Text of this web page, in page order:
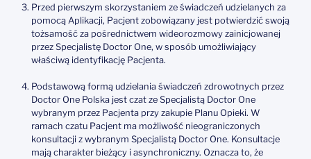
Przed pierwszym skorzystaniem ze świadczeń udzielanych za
pomocą Aplikacji, Pacjent zobowiązany jest potwierdzić swoją
tożsamość za pośrednictwem wideorozmowy zainicjowanej
przez Specjalistę Doctor One, w sposób umożliwiający
właściwą identyfikację Pacjenta.
Podstawową formą udzielania świadczeń zdrowotnych przez
Doctor One Polska jest czat ze Specjalistą Doctor One
wybranym przez Pacjenta przy zakupie Planu Opieki. W
ramach czatu Pacjent ma możliwość nieograniczonych
konsultacji z wybranym Specjalistą Doctor One. Konsultacje
mają charakter bieżący i asynchroniczny. Oznacza to, że